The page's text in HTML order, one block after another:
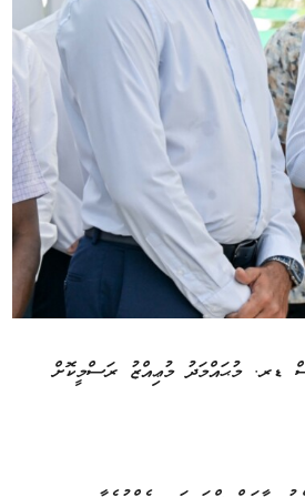
ޑރ. މުޙައްމަދު މުޢިއްޒު ރަސްމީކޮށް